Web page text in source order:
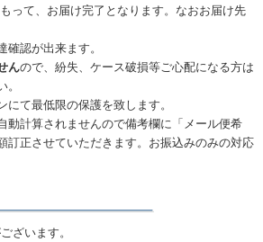
って、お届け完了となります。なおお届け先
確認が出来ます。
んので、紛失、ケース破損等ご心配になる方は
にて最低限の保護を致します。
動計算されませんので備考欄に「メール便希
訂正させていただきます。お振込みのみの対応
ざいます。